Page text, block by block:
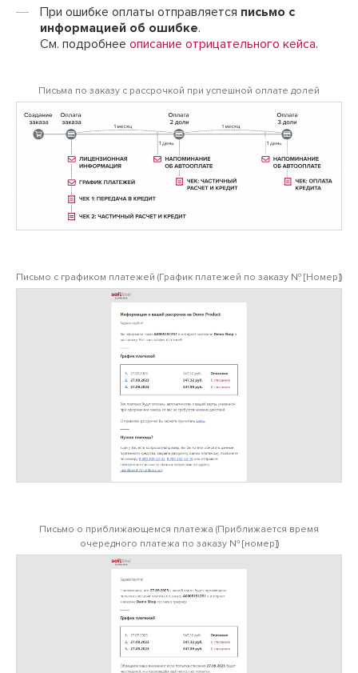
При ошибке оплаты отправляется письмо с
информацией об ошибке.
См. подробнее описание отрицательного кейса.
Письма по заказу с рассрочкой при успешной оплате долей
Письмо с графиком платежей (График платежей по заказу № [Номер])
Письмо о приближающемся платежа (Приближается время
очередного платежа по заказу № [номер])